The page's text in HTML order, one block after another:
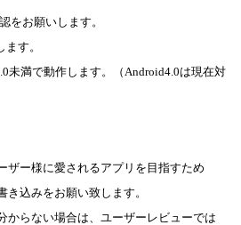
をお願いします。
す。
未満で動作します。（Android4.0は現在対
ザー様に愛されるアプリを目指すため
込みをお願い致します。
からない場合は、ユーザーレビューでは